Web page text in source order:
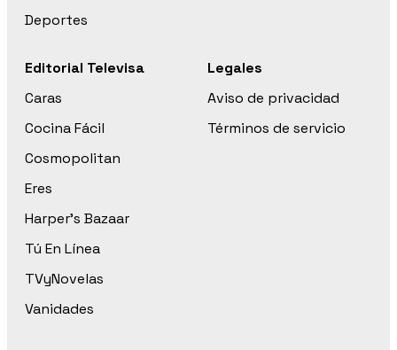
Deportes
Editorial Televisa
Caras
Cocina Fácil
Cosmopolitan
Eres
Harper’s Bazaar
Tú En Línea
TVyNovelas
Vanidades
Legales
Aviso de privacidad
Términos de servicio